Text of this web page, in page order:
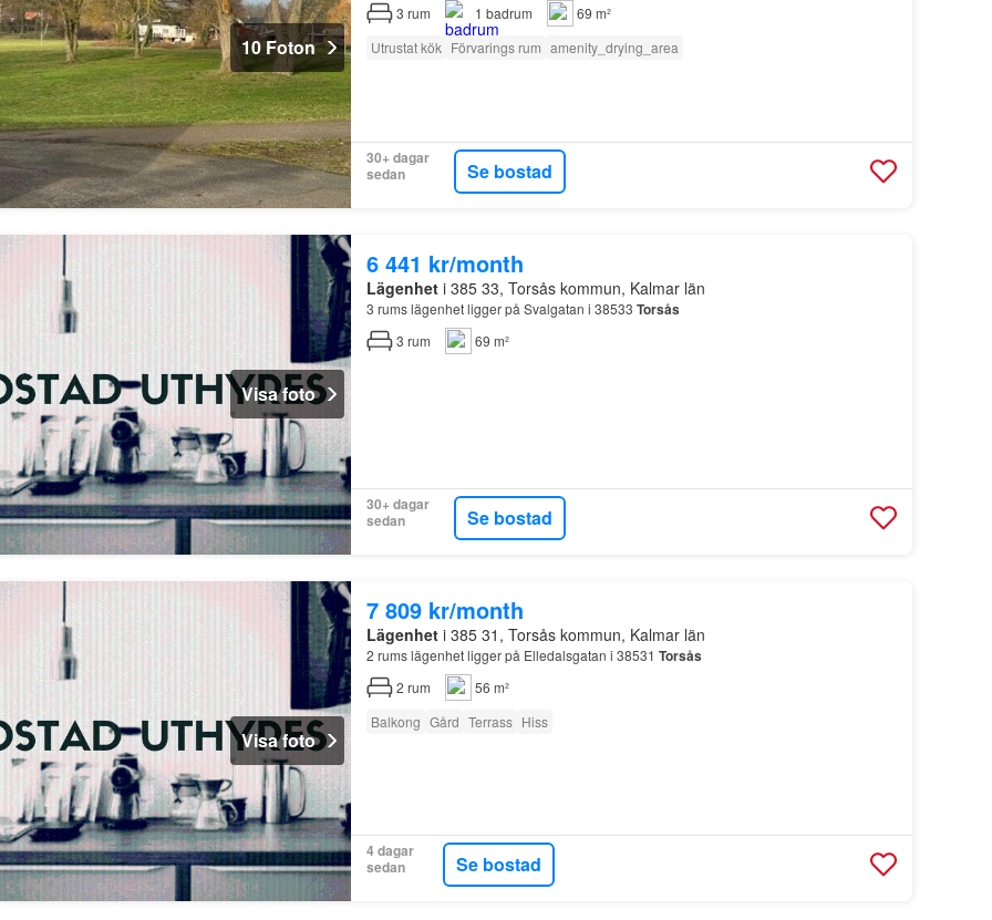
10 Foton
3 rum 1 badrum
69 m²
Utrustat kök Förvarings rum amenity_drying_area
30+ dagar
sedan
Se bostad
Visa foto
6 441 kr/month
Lägenheti 385 33, Torsås kommun, Kalmar län
3 rums lägenhet ligger på Svalgatan i 38533 Torsås
3 rum 69 m²
30+ dagar
sedan
Se bostad
Visa foto
7 809 kr/month
Lägenheti 385 31, Torsås kommun, Kalmar län
2 rums lägenhet ligger på Elledalsgatan i 38531 Torsås
2 rum
56 m²
Balkong Gård Terrass Hiss
4 dagar
sedan
Se bostad